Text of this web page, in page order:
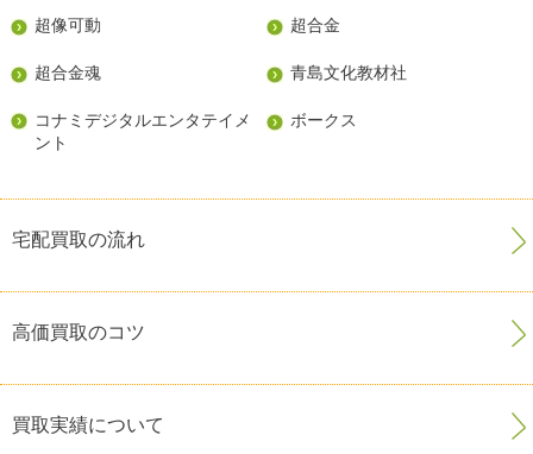
超像可動 超合金
超合金魂 青島文化教材社
コナミデジタルエンタテイメ
ント
ボークス
宅配買取の流れ
高価買取のコツ
買取実績について